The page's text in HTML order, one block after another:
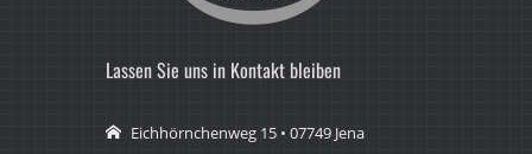
Lassen Sie uns in Kontakt bleiben
Eichhörnchenweg 15 • 07749 Jena